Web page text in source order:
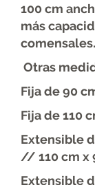
100 cm
más
comensales.
Otras
Fija de 90
Fija de 110
Extensible
// 110 cm x
Extensible